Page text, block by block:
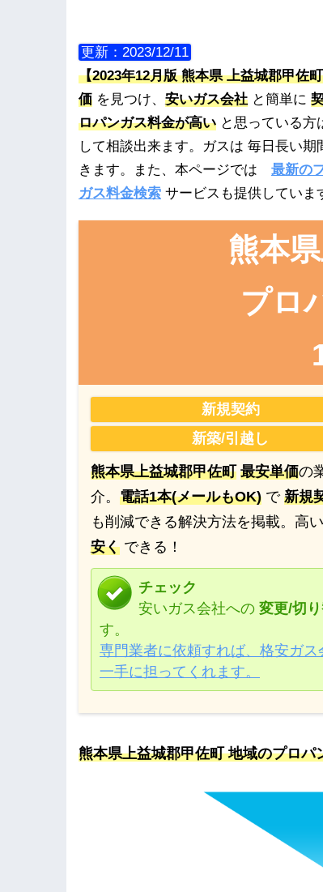
更新：2023/12/11
【2023年12月版 熊本県 上益城郡甲佐
価 を見つけ、 安いガス会社 と簡単に
ロパンガス料金が高い と思っている方
して相談出来ます。ガスは 毎日長い
きます。また、本ページでは 最新の
ガス料金検索 サービスも提供していま
熊本
プロ
新規契約
新築/引越し
熊本県上益城郡甲佐町 最安単価の
介。 電話1本(メールもOK) で 新規
も削減できる解決方法を掲載。高
安く できる！
チェック
安いガス会社への 変更/切り
す。
専門業者に依頼すれば、格安ガス
一手に担ってくれます。
熊本県上益城郡甲佐町 地域のプロ